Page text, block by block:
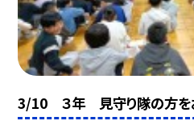
3/10 ３年 見守り隊の方を